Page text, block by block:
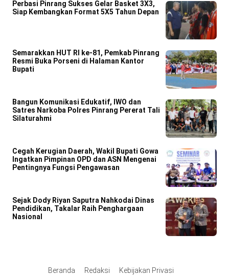
Perbasi Pinrang Sukses Gelar Basket 3X3,
Siap Kembangkan Format 5X5 Tahun Depan
Semarakkan HUT RI ke-81, Pemkab Pinrang
Resmi Buka Porseni di Halaman Kantor
Bupati
Bangun Komunikasi Edukatif, IWO dan
Satres Narkoba Polres Pinrang Pererat Tali
Silaturahmi
Cegah Kerugian Daerah, Wakil Bupati Gowa
Ingatkan Pimpinan OPD dan ASN Mengenai
Pentingnya Fungsi Pengawasan
Sejak Dody Riyan Saputra Nahkodai Dinas
Pendidikan, Takalar Raih Penghargaan
Nasional
Beranda Redaksi Kebijakan Privasi